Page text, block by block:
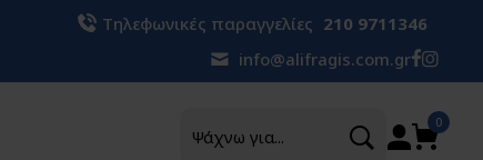
Τηλεφωνικές παραγγελίες 210 9711346
info@alifragis.com.gr
0